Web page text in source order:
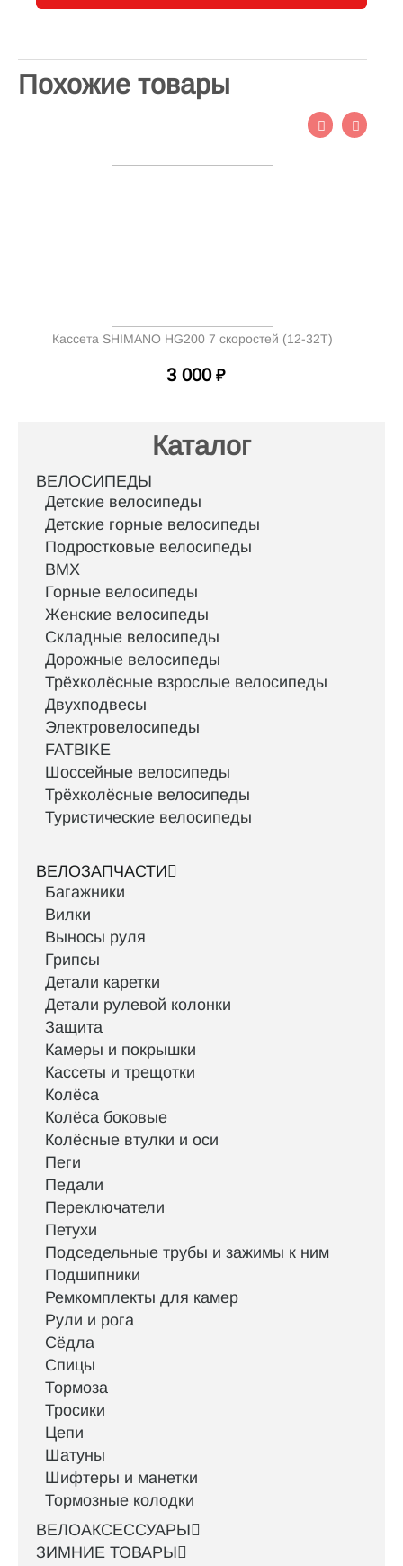
Похожие товары
Кассета SHIMANO HG200 7 скоростей (12-32Т)
3 000 ₽
Каталог
ВЕЛОСИПЕДЫ
Детские велосипеды
Детские горные велосипеды
Подростковые велосипеды
BMX
Горные велосипеды
Женские велосипеды
Складные велосипеды
Дорожные велосипеды
Трёхколёсные взрослые велосипеды
Двухподвесы
Электровелосипеды
FATBIKE
Шоссейные велосипеды
Трёхколёсные велосипеды
Туристические велосипеды
ВЕЛОЗАПЧАСТИ
Багажники
Вилки
Выносы руля
Грипсы
Детали каретки
Детали рулевой колонки
Защита
Камеры и покрышки
Кассеты и трещотки
Колёса
Колёса боковые
Колёсные втулки и оси
Пеги
Педали
Переключатели
Петухи
Подседельные трубы и зажимы к ним
Подшипники
Ремкомплекты для камер
Рули и рога
Сёдла
Спицы
Тормоза
Тросики
Цепи
Шатуны
Шифтеры и манетки
Тормозные колодки
ВЕЛОАКСЕССУАРЫ
ЗИМНИЕ ТОВАРЫ